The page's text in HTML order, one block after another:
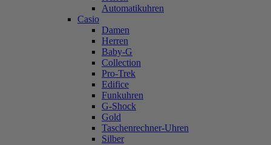
Automatikuhren
Casio
Damen
Herren
Baby-G
Collection
Pro-Trek
Edifice
Funkuhren
G-Shock
Gold
Taschenrechner-Uhren
Silber